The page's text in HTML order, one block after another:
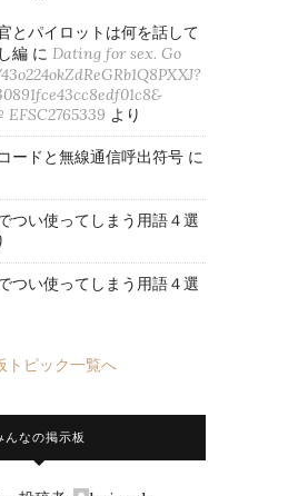
とパイロットは何を話して
編 に Dating for sex. Go
より
ードと無線通信呼出符号 に
つい使ってしまう用語４選
つい使ってしまう用語４選
トピック一覧へ
んなの掲示板